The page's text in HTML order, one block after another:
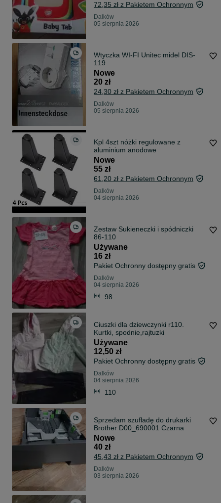
72,35 zł z Pakietem Ochronnym
Dalków
05 sierpnia 2026
Wtyczka WI-FI Unitec midel DIS-
119
Nowe
20 zł
24,30 zł z Pakietem Ochronnym
Dalków
05 sierpnia 2026
Kpl 4szt nóżki regulowane z
aluminium anodowe
Nowe
55 zł
61,20 zł z Pakietem Ochronnym
Dalków
04 sierpnia 2026
Zestaw Sukieneczki i spódniczki
86-110
Używane
16 zł
Pakiet Ochronny dostępny gratis
Dalków
04 sierpnia 2026
98
Ciuszki dla dziewczynki r110.
Kurtki, spodnie,rajtuzki
Używane
12,50 zł
Pakiet Ochronny dostępny gratis
Dalków
04 sierpnia 2026
110
Sprzedam szufladę do drukarki
Brother D00_690001 Czarna
Nowe
40 zł
45,43 zł z Pakietem Ochronnym
Dalków
03 sierpnia 2026